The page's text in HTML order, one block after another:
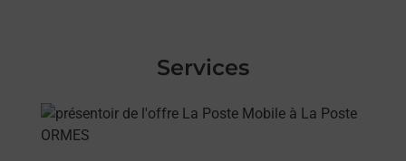
Services
En savoir plus